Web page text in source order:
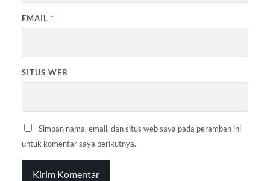
EMAIL *
SITUS WEB
Simpan nama, email, dan situs web saya pada peramban ini
untuk komentar saya berikutnya.